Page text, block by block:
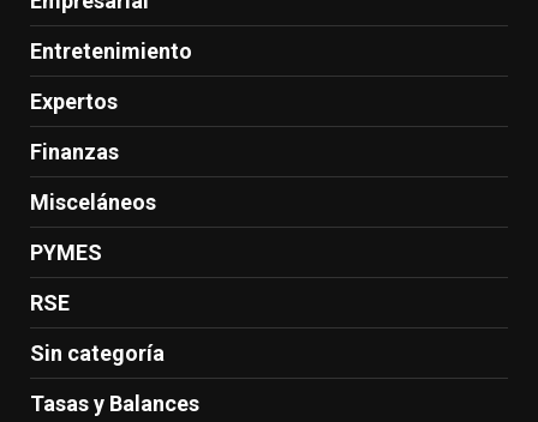
Entretenimiento
Expertos
Finanzas
Misceláneos
PYMES
RSE
Sin categoría
Tasas y Balances